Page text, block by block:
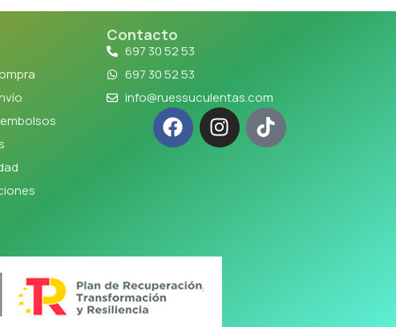
Contacto
697 30 52 53
697 30 52 53
info@ruessuculentas.com